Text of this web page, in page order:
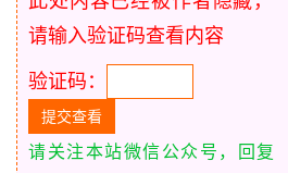
请输入验证码查看内容
验证码：
请关注本站微信公众号，回复